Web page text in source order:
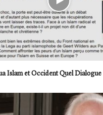
Islam et Occident Quel Dialogue